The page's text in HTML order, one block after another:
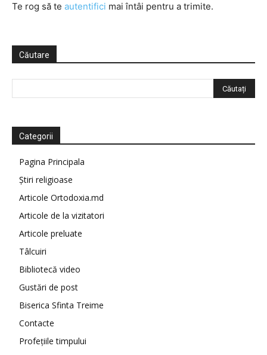
Te rog să te autentifici mai întâi pentru a trimite.
Căutare
Categorii
Pagina Principala
Știri religioase
Articole Ortodoxia.md
Articole de la vizitatori
Articole preluate
Tâlcuiri
Bibliotecă video
Gustări de post
Biserica Sfinta Treime
Contacte
Profețiile timpului